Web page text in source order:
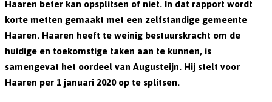
Haaren beter kan opsplitsen of niet. In dat rapport wordt
korte metten gemaakt met een zelfstandige gemeente
Haaren. Haaren heeft te weinig bestuurskracht om de
huidige en toekomstige taken aan te kunnen, is
samengevat het oordeel van Augusteijn. Hij stelt voor
Haaren per 1 januari 2020 op te splitsen.